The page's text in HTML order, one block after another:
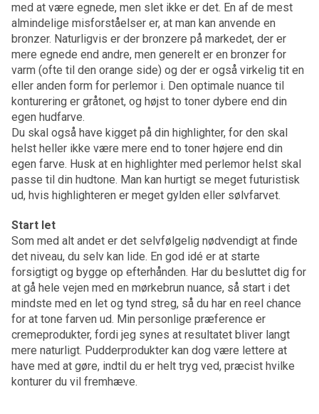
med at være egnede, men slet ikke er det. En af de mest
almindelige misforståelser er, at man kan anvende en
bronzer. Naturligvis er der bronzere på markedet, der er
mere egnede end andre, men generelt er en bronzer for
varm (ofte til den orange side) og der er også virkelig tit en
eller anden form for perlemor i. Den optimale nuance til
konturering er gråtonet, og højst to toner dybere end din
egen hudfarve.
Du skal også have kigget på din highlighter, for den skal
helst heller ikke være mere end to toner højere end din
egen farve. Husk at en highlighter med perlemor helst skal
passe til din hudtone. Man kan hurtigt se meget futuristisk
ud, hvis highlighteren er meget gylden eller sølvfarvet.
Start let
Som med alt andet er det selvfølgelig nødvendigt at finde
det niveau, du selv kan lide. En god idé er at starte
forsigtigt og bygge op efterhånden. Har du besluttet dig for
at gå hele vejen med en mørkebrun nuance, så start i det
mindste med en let og tynd streg, så du har en reel chance
for at tone farven ud. Min personlige præference er
cremeprodukter, fordi jeg synes at resultatet bliver langt
mere naturligt. Pudderprodukter kan dog være lettere at
have med at gøre, indtil du er helt tryg ved, præcist hvilke
konturer du vil fremhæve.